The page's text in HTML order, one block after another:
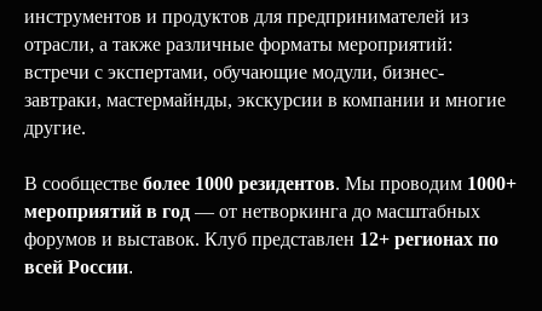
инструментов и продуктов для предпринимателей из
отрасли, а также различные форматы мероприятий:
встречи с экспертами, обучающие модули, бизнес-
завтраки, мастермайнды, экскурсии в компании и многие
другие.
В сообществе более 1000 резидентов. Мы проводим 1000+
мероприятий в год — от нетворкинга до масштабных
форумов и выставок. Клуб представлен 12+ регионах по
всей России.